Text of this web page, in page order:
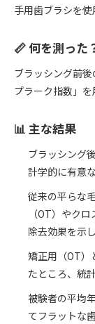
手用歯ブラシを使
📏 何を測った
ブラッシング前
プラーク指数」を
📊 主な結果
ブラッシング
計学的に有意
従来の平らな
（OT）やク
除去効果を示
矯正用（OT）
たところ、統
被験者の平均
てフラットな